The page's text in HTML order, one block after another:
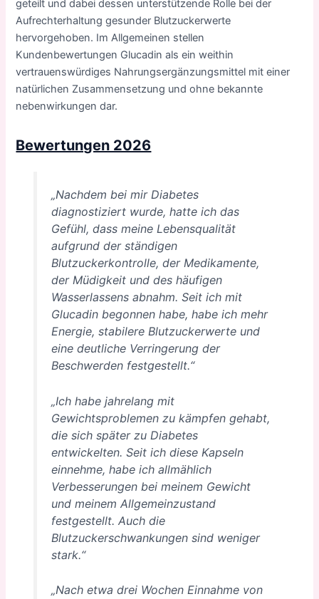
geteilt und dabei dessen unterstützende Rolle bei der
Aufrechterhaltung gesunder Blutzuckerwerte
hervorgehoben. Im Allgemeinen stellen
Kundenbewertungen Glucadin als ein weithin
vertrauenswürdiges Nahrungsergänzungsmittel mit einer
natürlichen Zusammensetzung und ohne bekannte
nebenwirkungen dar.
Bewertungen 2026
„Nachdem bei mir Diabetes
diagnostiziert wurde, hatte ich das
Gefühl, dass meine Lebensqualität
aufgrund der ständigen
Blutzuckerkontrolle, der Medikamente,
der Müdigkeit und des häufigen
Wasserlassens abnahm. Seit ich mit
Glucadin begonnen habe, habe ich mehr
Energie, stabilere Blutzuckerwerte und
eine deutliche Verringerung der
Beschwerden festgestellt.“
„Ich habe jahrelang mit
Gewichtsproblemen zu kämpfen gehabt,
die sich später zu Diabetes
entwickelten. Seit ich diese Kapseln
einnehme, habe ich allmählich
Verbesserungen bei meinem Gewicht
und meinem Allgemeinzustand
festgestellt. Auch die
Blutzuckerschwankungen sind weniger
stark.“
„Nach etwa drei Wochen Einnahme von